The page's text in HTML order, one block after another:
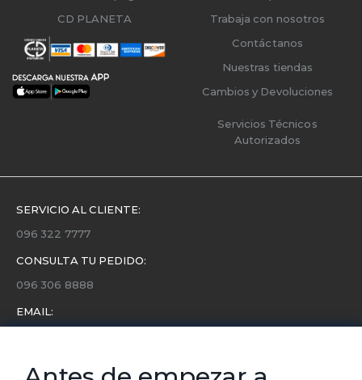
CD PLANETA
Trabaja con nosotros
Contáctanos
Nuestras tiendas
Cambios y Devoluciones
Servicios Técnicos
Autorizados
SERVICIO AL CLIENTE:
096 322 7777
CONSULTA TU PEDIDO:
096 306 8888
EMAIL: